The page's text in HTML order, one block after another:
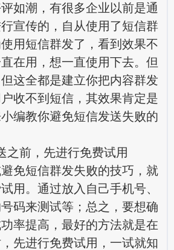
如潮，有很多企业以前是通
宣传的，自从使用了短信群
用短信群发了，看到效果不
在用，想一直使用下去。但
这全都是建立你把内容群发
收不到短信，其效果肯定是
编教你避免短信发送失败的
前，先进行免费试用
短信群发失败的技巧，就
用。通过放入自己手机号、
码来测试等；总之，要想确
率提高，最好的方法就是在
先进行免费试用，一试就知